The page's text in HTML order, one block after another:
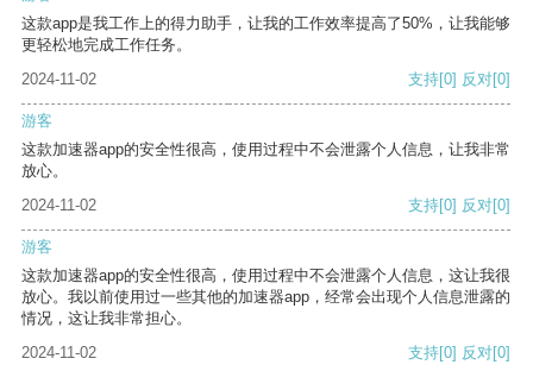
这款app是我工作上的得力助手，让我的工作效率提高了50%，让我能够
更轻松地完成工作任务。
2024-11-02
支持[0] 反对[0]
游客
这款加速器app的安全性很高，使用过程中不会泄露个人信息，让我非常
放心。
2024-11-02
支持[0] 反对[0]
游客
这款加速器app的安全性很高，使用过程中不会泄露个人信息，这让我很
放心。我以前使用过一些其他的加速器app，经常会出现个人信息泄露的
情况，这让我非常担心。
2024-11-02
支持[0] 反对[0]